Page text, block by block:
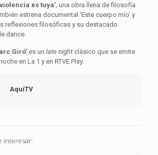
es tuya’, una obra llena de filosofía
estrena documental ‘Este cuerpo mío’ y
reflexiones filosóficas y su destacado
dance.
Giró’es un late nightclásico que se emite
en La 1 y en RTVE Play.
AquíTV
interesar: